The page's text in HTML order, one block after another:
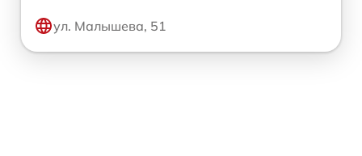
ул. Малышева, 51